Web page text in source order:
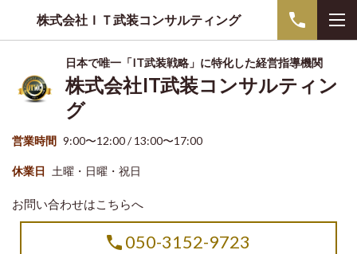
株式会社ＩＴ武装コンサルティング
日本で唯一「IT武装戦略」に特化した経営指導機関
株式会社IT武装コンサルティン
グ
営業時間 9:00〜12:00 / 13:00〜17:00
休業日 土曜・日曜・祝日
お問い合わせはこちらへ
050-3152-9723